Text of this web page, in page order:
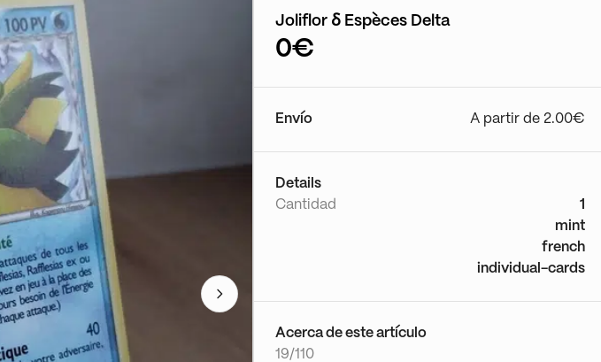
Joliflor ẟ Espèces Delta
0€
Envío A partir de 2.00€
Details
Cantidad
1
mint
french
individual-cards
Acerca de este artículo
19/110